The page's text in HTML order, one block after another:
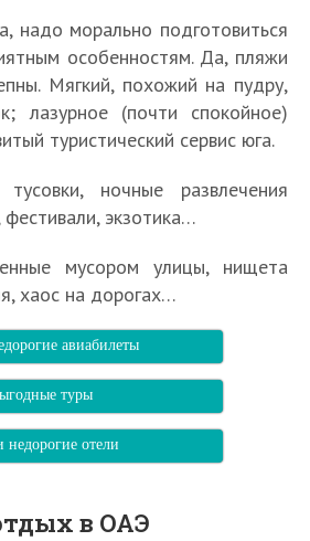
надо морально подготовиться
особенностям. Да, пляжи
Мягкий, похожий на пудру,
лазурное (почти спокойное)
туристический сервис юга.
ночные развлечения
экзотика…
мусором улицы, нищета
хаос на дорогах…
авиабилеты
туры
недорогие отели
в ОАЭ